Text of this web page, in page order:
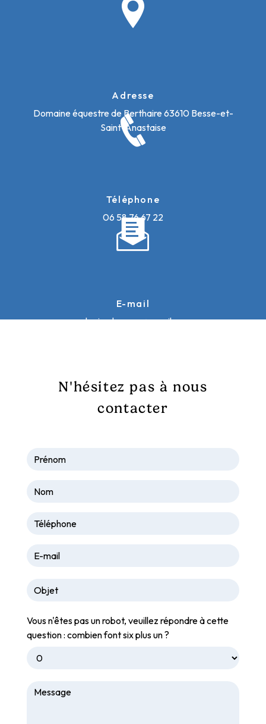
Adresse
Domaine équestre de Berthaire 63610 Besse-et-
Saint-Anastaise
Téléphone
06 58 76 67 22
E-mail
galopinsdusancy@gmail.com
N'hésitez pas à nous
contacter
Vous n'êtes pas un robot, veuillez répondre à cette
question : combien font six plus un ?